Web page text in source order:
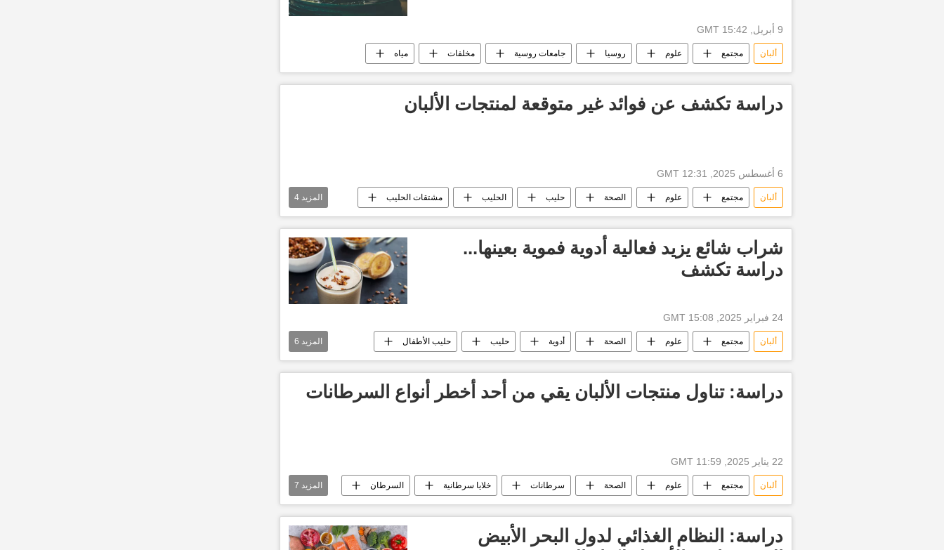
9 أبريل, 15:42 GMT
ألبان مجتمع علوم روسيا جامعات روسية مخلفات مياه
دراسة تكشف عن فوائد غير متوقعة لمنتجات الألبان
6 أغسطس 2025, 12:31 GMT
ألبان مجتمع علوم الصحة حليب الحليب مشتقات الحليب
منتجات الألبان جبن خلايا سرطانية سرطانات
المزيد 4
شراب شائع يزيد فعالية أدوية فموية بعينها...
دراسة تكشف
24 فبراير 2025, 15:08 GMT
ألبان مجتمع علوم الصحة أدوية حليب حليب الأطفال
الحليب مشتقات الحليب ألبان منتجات الألبان صرع الملاريا
المزيد 6
دراسة: تناول منتجات الألبان يقي من أحد أخطر أنواع السرطانات
22 يناير 2025, 11:59 GMT
ألبان مجتمع علوم الصحة سرطانات خلايا سرطانية السرطان
قولون القولون العصبي حليب الحليب مشتقات الحليب
منتجات الألبان الكالسيوم
المزيد 7
دراسة: النظام الغذائي لدول البحر الأبيض